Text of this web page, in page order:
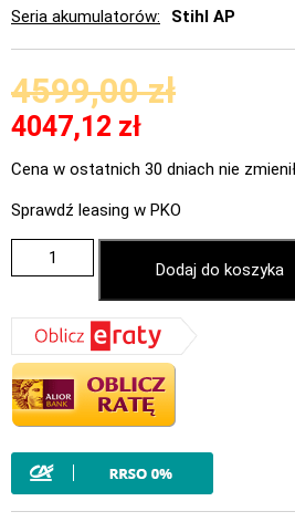
Seria akumulatorów
Stihl AP
4599,00zł
4047,12 zł
Cena w ostatnich 30 dniach nie
Sprawdź leasing w PKO
Dodaj do koszyka